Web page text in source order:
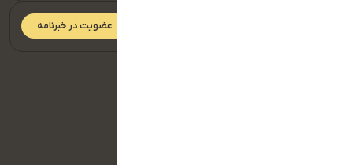
عضویت در خبرنامه